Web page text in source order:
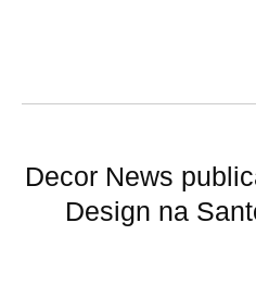
Decor News
Design na